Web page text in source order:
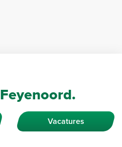
Feyenoord.
Vacatures